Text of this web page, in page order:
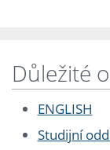
Důležité
ENGLISH
Studijní